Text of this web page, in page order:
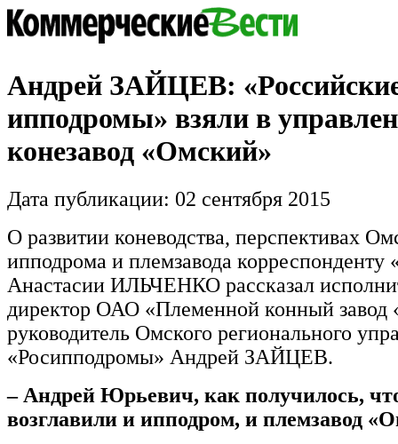
Андрей ЗАЙЦЕВ:
ипподромы» взяли в
конезавод «Омский»
Дата публикации: 02 сентября 2015
О развитии коневодства, перспективах
ипподрома и племзавода корреспонденту
Анастасии ИЛЬЧЕНКО рассказал
директор ОАО «Племенной конный завод
руководитель Омского регионального
«Росипподромы» Андрей ЗАЙЦЕВ.
– Андрей Юрьевич, как получилось,
возглавили и ипподром, и племзавод